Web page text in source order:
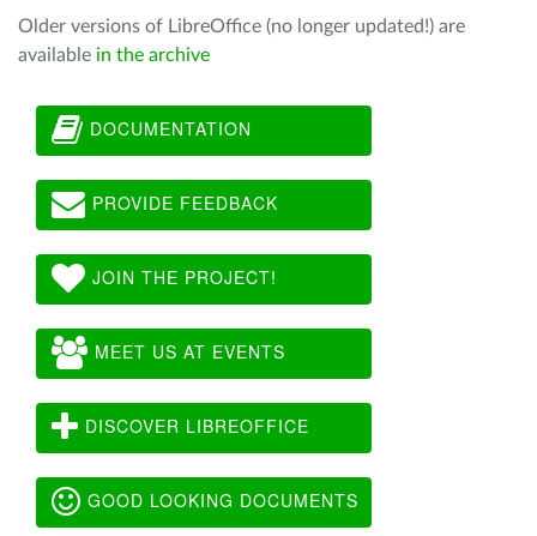
Older versions of LibreOffice (no longer updated!) are
available in the archive
DOCUMENTATION
PROVIDE FEEDBACK
JOIN THE PROJECT!
MEET US AT EVENTS
DISCOVER LIBREOFFICE
GOOD LOOKING DOCUMENTS